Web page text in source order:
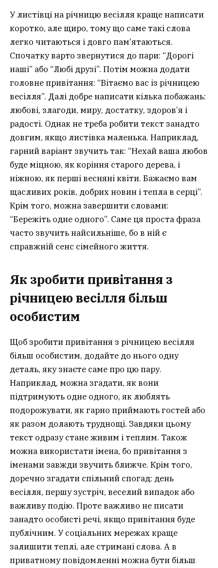
У листівці на річницю весілля краще написати
коротко, але щиро, тому що саме такі слова
легко читаються і довго пам’ятаються.
Спочатку варто звернутися до пари: “Дорогі
наші” або “Любі друзі”. Потім можна додати
головне привітання: “Вітаємо вас із річницею
весілля”. Далі добре написати кілька побажань:
любові, злагоди, миру, достатку, здоров’я і
радості. Однак не треба робити текст занадто
довгим, якщо листівка маленька. Наприклад,
гарний варіант звучить так: “Нехай ваша любов
буде міцною, як коріння старого дерева, і
ніжною, як перші весняні квіти. Бажаємо вам
щасливих років, добрих новин і тепла в серці”.
Крім того, можна завершити словами:
“Бережіть одне одного”. Саме ця проста фраза
часто звучить найсильніше, бо в ній є
справжній сенс сімейного життя.
Як зробити привітання з
річницею весілля більш
особистим
Щоб зробити привітання з річницею весілля
більш особистим, додайте до нього одну
деталь, яку знаєте саме про цю пару.
Наприклад, можна згадати, як вони
підтримують одне одного, як люблять
подорожувати, як гарно приймають гостей або
як разом долають труднощі. Завдяки цьому
текст одразу стане живим і теплим. Також
можна використати імена, бо привітання з
іменами завжди звучить ближче. Крім того,
доречно згадати спільний спогад: день
весілля, першу зустріч, веселий випадок або
важливу подію. Проте важливо не писати
занадто особисті речі, якщо привітання буде
публічним. У соціальних мережах краще
залишити теплі, але стримані слова. А в
приватному повідомленні можна бути більш